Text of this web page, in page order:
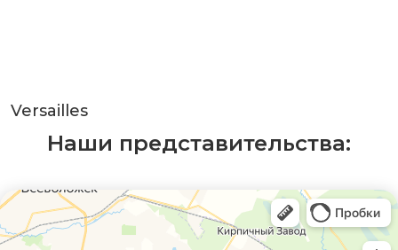
Versailles
Наши представительства: